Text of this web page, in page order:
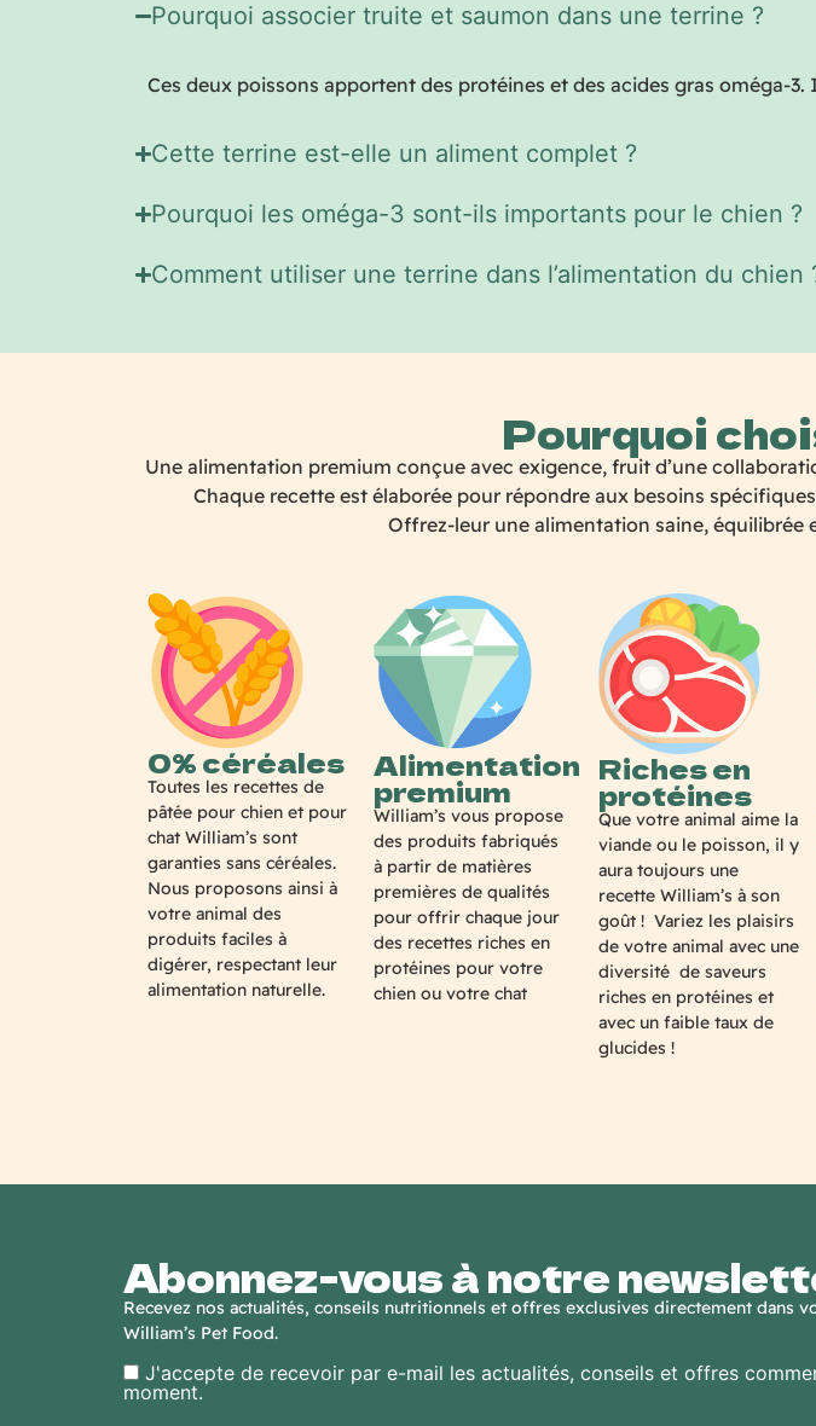
Pourquoi associer truite et saumon dans une terrine ?
Ces deux poissons apportent des protéines et des acides gras oméga-
Cette terrine est-elle un aliment complet ?
Pourquoi les oméga-3 sont-ils importants pour le chien ?
Comment utiliser une terrine dans l’alimentation du chien
Pourquoi
Une alimentation premium conçue avec exigence, fruit d’une
Chaque recette est élaborée pour répondre aux besoins
Offrez-leur une alimentation saine, équilibrée
0% céréales
Toutes les recettes de
pâtée pour chien et pour
chat William’s sont
garanties sans céréales.
Nous proposons ainsi à
votre animal des
produits faciles à
digérer, respectant leur
alimentation naturelle.
Alimentation
premium
William’s vous propose
des produits fabriqués
à partir de matières
premières de qualités
pour offrir chaque jour
des recettes riches en
protéines pour votre
chien ou votre chat
Riches en
protéines
Que votre animal aime la
viande ou le poisson, il y
aura toujours une
recette William’s à son
goût ! Variez les plaisirs
de votre animal avec une
diversité de saveurs
riches en protéines et
avec un faible taux de
glucides !
Abonnez-vous à notre
Recevez nos actualités, conseils nutritionnels et offres exclusives directement dans
William’s Pet Food.
J'accepte de recevoir par e-mail les actualités, conseils et offres
moment.